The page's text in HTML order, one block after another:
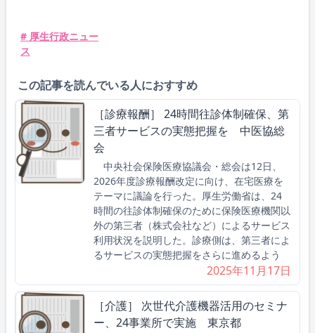
# 厚生行政ニュー
ス
この記事を読んでいる人におすすめ
［診療報酬］ 24時間往診体制確保、第
三者サービスの実態把握を 中医協総
会
中央社会保険医療協議会・総会は12日、
2026年度診療報酬改定に向け、在宅医療を
テーマに議論を行った。厚生労働省は、24
時間の往診体制確保のために保険医療機関以
外の第三者（株式会社など）によるサービス
利用状況を説明した。診療側は、第三者によ
るサービスの実態把握をさらに進めるよう
2025年11月17日
［介護］ 次世代介護機器活用のセミナ
ー、24事業所で実施 東京都